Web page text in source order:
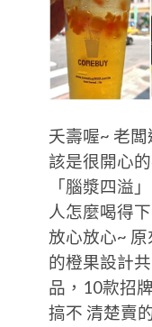
夭壽喔~ 老
該是很開心
「腦漿四溢
人怎麼喝得
放心放心~
的橙果設計
品，10款招
搞不 清楚賣